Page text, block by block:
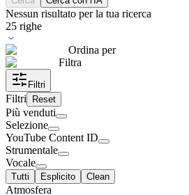
Nessun risultato per la tua ricerca
25 righe
Ordina per
Filtra
Filtri
Filtri Reset
Più venduti
Selezione
YouTube Content ID
Strumentale
Vocale
Tutti Esplicito Clean
Atmosfera